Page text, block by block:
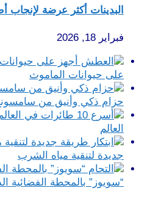
البدينات أكثر عرضة
فبراير 18, 2026
على حيوانات الماموث
حزام ذكي وأنيق من
العالم
جديدة لتنقية مياه الشرب
“سويوز” بالمحطة الفضائية